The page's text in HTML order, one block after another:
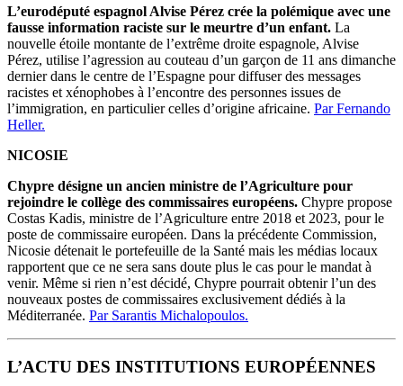
L’eurodéputé espagnol Alvise Pérez crée la polémique avec une
fausse information raciste sur le meurtre d’un enfant. La
nouvelle étoile montante de l’extrême droite espagnole, Alvise
Pérez, utilise l’agression au couteau d’un garçon de 11 ans dimanche
dernier dans le centre de l’Espagne pour diffuser des messages
racistes et xénophobes à l’encontre des personnes issues de
l’immigration, en particulier celles d’origine africaine. Par Fernando
Heller.
NICOSIE
Chypre désigne un ancien ministre de l’Agriculture pour
rejoindre le collège des commissaires européens. Chypre propose
Costas Kadis, ministre de l’Agriculture entre 2018 et 2023, pour le
poste de commissaire européen. Dans la précédente Commission,
Nicosie détenait le portefeuille de la Santé mais les médias locaux
rapportent que ce ne sera sans doute plus le cas pour le mandat à
venir. Même si rien n’est décidé, Chypre pourrait obtenir l’un des
nouveaux postes de commissaires exclusivement dédiés à la
Méditerranée. Par Sarantis Michalopoulos.
L’ACTU DES INSTITUTIONS EUROPÉENNES